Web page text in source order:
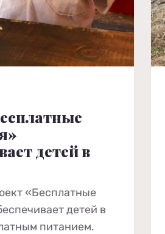
детей в
«Бесплатные
детей в
питанием.